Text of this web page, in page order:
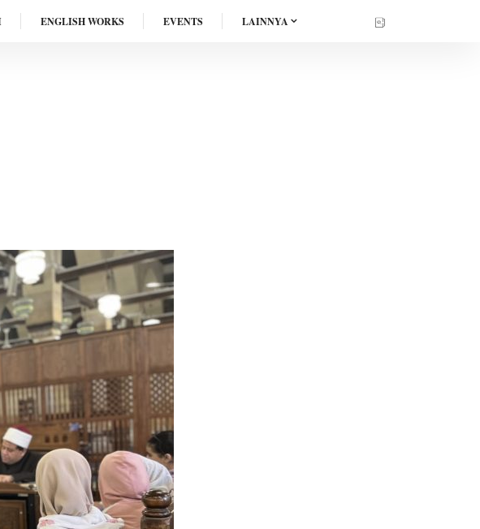
ENGLISH WORKS EVENTS LAINNYA